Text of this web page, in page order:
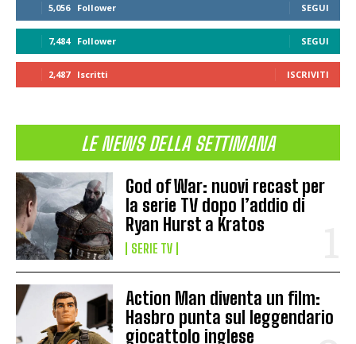
5,056 Follower SEGUI
7,484 Follower SEGUI
2,487 Iscritti ISCRIVITI
LE NEWS DELLA SETTIMANA
God of War: nuovi recast per
la serie TV dopo l’addio di
Ryan Hurst a Kratos
SERIE TV
Action Man diventa un film:
Hasbro punta sul leggendario
giocattolo inglese